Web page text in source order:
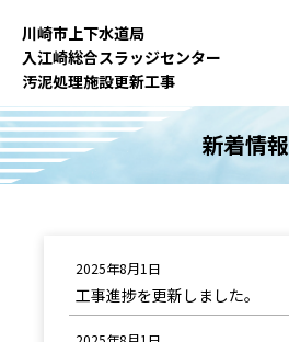
キ
ッ
プ
川崎市上下⽔道局
⼊江崎総合スラッジセンター
汚泥処理施設更新⼯事
新着情報
2025年8月1日
工事進捗を更新しました。